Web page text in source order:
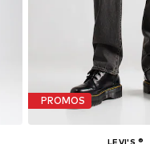
PROMOS
LEVI'S ®